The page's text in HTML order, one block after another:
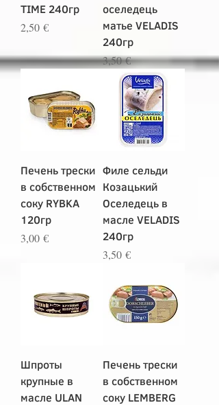
TIME 240гр
Цена
2,50 €
оселедець
матье VELADIS
240гр
Цена
3,50 €
Печень трески
в собственном
соку RYBKA
120гр
Цена
3,00 €
Филе сельди
Козацький
Оселедець в
масле VELADIS
240гр
Цена
3,50 €
Шпроты
крупные в
масле ULAN
Печень трески
в собственном
соку LEMBERG